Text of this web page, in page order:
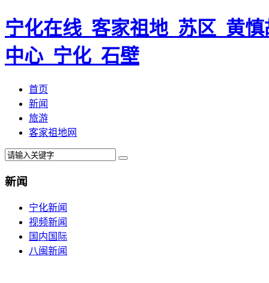
宁化在线_客家祖地_苏区_黄
中心_宁化_石壁
首页
新闻
旅游
客家祖地网
新闻
宁化新闻
视频新闻
国内国际
八闽新闻